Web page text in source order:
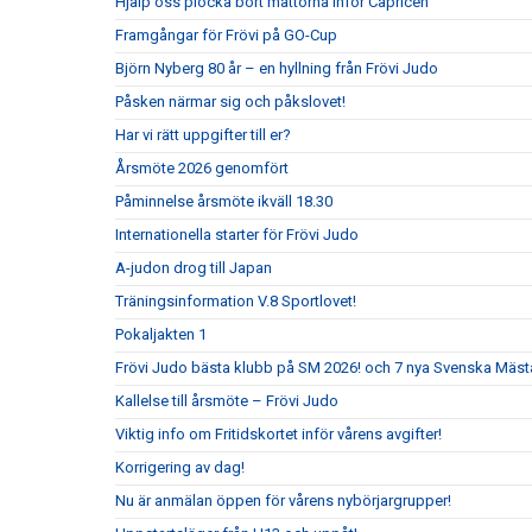
Framgångar för Frövi på GO-Cup
Björn Nyberg 80 år – en hyllning från Frövi Judo
Påsken närmar sig och påkslovet!
Har vi rätt uppgifter till er?
Årsmöte 2026 genomfört
Påminnelse årsmöte ikväll 18.30
Internationella starter för Frövi Judo
A-judon drog till Japan
Träningsinformation V.8 Sportlovet!
Pokaljakten 1
Frövi Judo bästa klubb på SM 2026! och 7 nya Svenska
Kallelse till årsmöte – Frövi Judo
Viktig info om Fritidskortet inför vårens avgifter!
Korrigering av dag!
Nu är anmälan öppen för vårens nybörjargrupper!